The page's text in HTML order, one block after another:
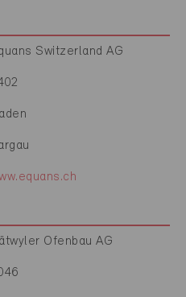
Switzerland AG
Ofenbau AG